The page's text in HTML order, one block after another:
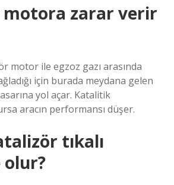
motora zarar verir
motor ile egzoz gazı arasında
için burada meydana gelen
yol açar. Katalitik
aracın performansı düşer.
tıkalı
olur?